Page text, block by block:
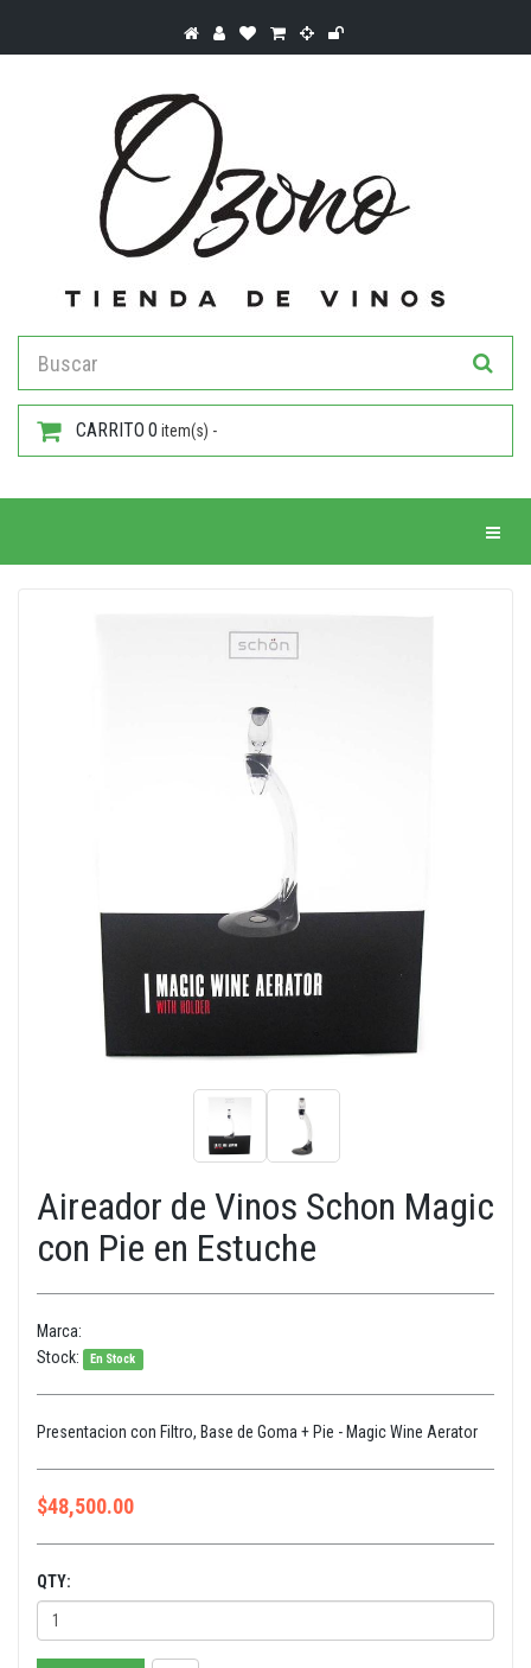
CARRITO 0 item(s) -
Aireador de Vinos Schon Magic
con Pie en Estuche
Marca:
Stock:
En Stock
Presentacion con Filtro, Base de Goma + Pie - Magic Wine Aerator
$48,500.00
QTY: